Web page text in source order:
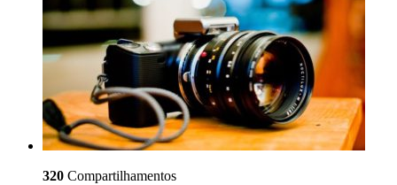
320 Compartilhamentos